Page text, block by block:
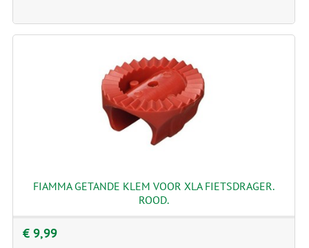
FIAMMA GETANDE KLEM VOOR XLA FIETSDRAGER.
ROOD.
€ 9,99